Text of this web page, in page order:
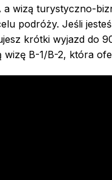
wizą turystyczno-
podróży. Jeśli
krótki wyjazd do
B-1/B-2, która